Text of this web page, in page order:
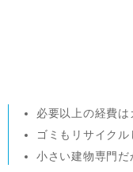
必要以上の経費は
ゴミもリサイクル
小さい建物専門だ